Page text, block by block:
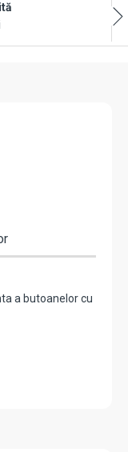
a butoanelor cu